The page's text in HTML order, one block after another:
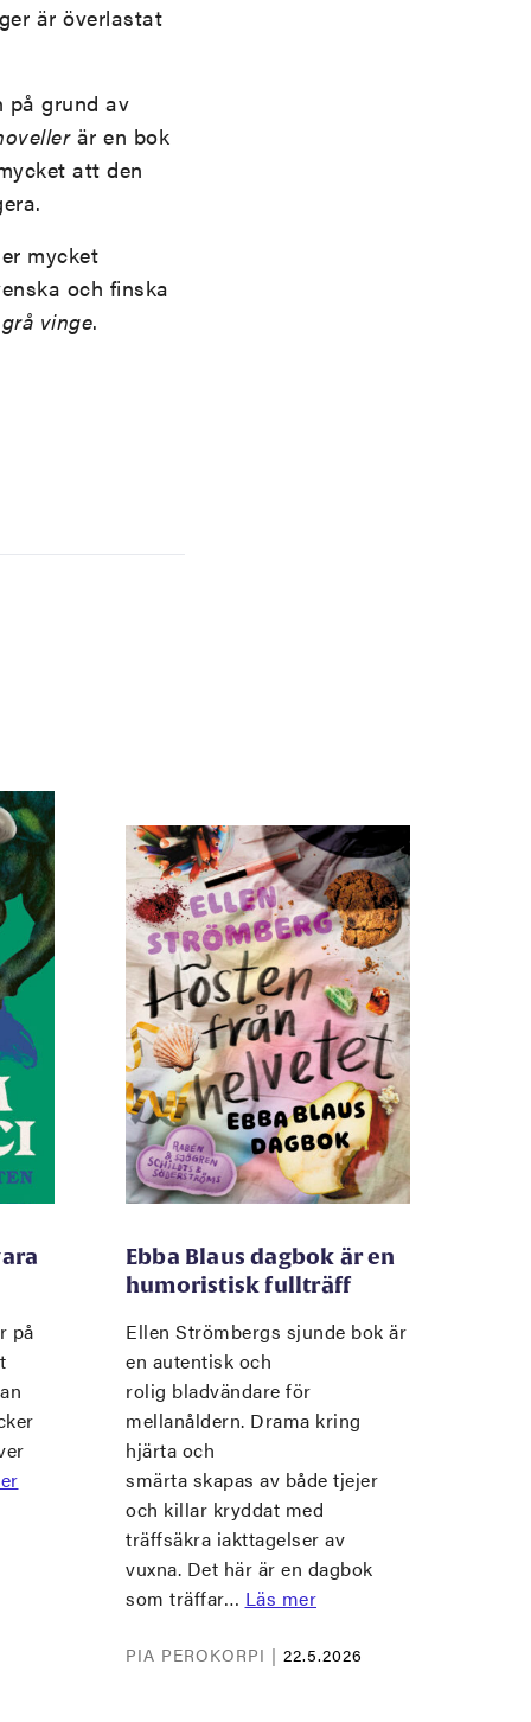
är överlastat
på grund av
är en bok
att den
mycket
och finska
vinge.
på
Ebba Blaus dagbok är en
humoristisk fullträff
Ellen Strömbergs sjunde bok är
en autentisk och
rolig bladvändare för
mellanåldern. Drama kring
hjärta och
smärta skapas av både tjejer
och killar kryddat med
träffsäkra iakttagelser av
vuxna. Det här är en dagbok
som träffar… Läs mer
PIA PEROKORPI | 22.5.2026